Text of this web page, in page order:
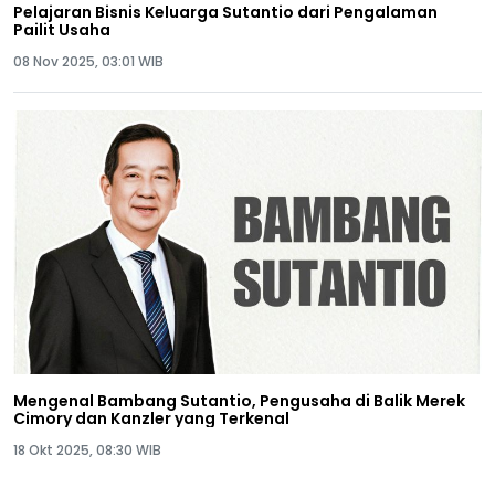
Pelajaran Bisnis Keluarga Sutantio dari Pengalaman
Pailit Usaha
08 Nov 2025, 03:01 WIB
Mengenal Bambang Sutantio, Pengusaha di Balik Merek
Cimory dan Kanzler yang Terkenal
18 Okt 2025, 08:30 WIB